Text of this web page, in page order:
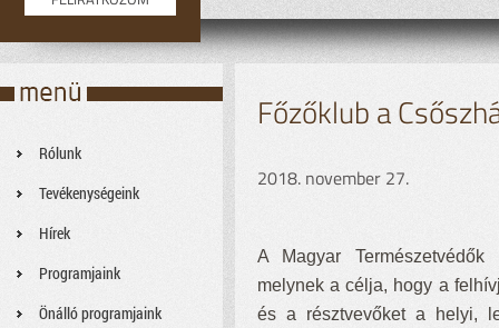
Rólunk
Tevékenységeink
Hírek
Programjaink
Önálló programjaink
Főzőklub a
2018. november 27.
A Magyar Természetvédők
melynek a célja, hogy a
és a résztvevőket a helyi,